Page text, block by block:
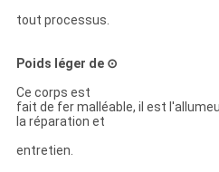
tout processus.
Poids léger de ⊙
Ce corps est
fait de fer malléable, il est
la réparation et
entretien.